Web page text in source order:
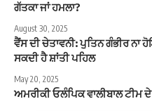
ਗੱਤਕਾ ਜਾਂ ਹਮਲਾ?
August 30, 2025
ਵੈਂਸ ਦੀ ਚੇਤਾਵਨੀ: ਪੁਤਿਨ ਗੰਭੀਰ ਨਾ
ਸਕਦੀ ਹੈ ਸ਼ਾਂਤੀ ਪਹਿਲ
May 20, 2025
ਅਮਰੀਕੀ ਓਲੰਪਿਕ ਵਾਲੀਬਾਲ ਟੀਮ